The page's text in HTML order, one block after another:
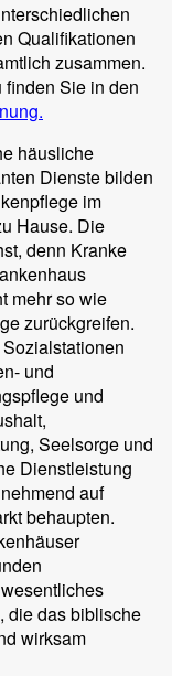
Qualifikationen
zusammen.
Sie in den
häusliche
Dienste bilden
im
Hause. Die
denn Kranke
mehr so wie
zurückgreifen.
und
und
Seelsorge und
Dienstleistung
auf
behaupten.
die das biblische
wirksam